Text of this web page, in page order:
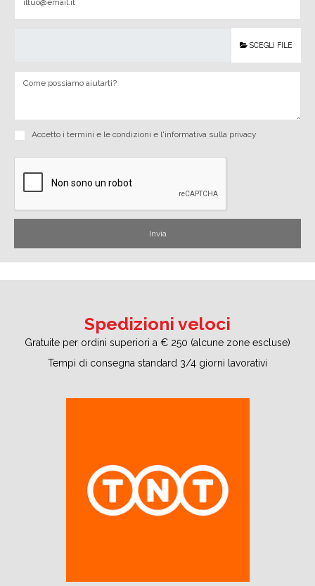
SCEGLI FILE
Accetto i termini e le condizioni e l'informativa sulla privacy
Spedizioni veloci
Gratuite per ordini superiori a € 250 (alcune zone escluse)
Tempi di consegna standard 3/4 giorni lavorativi